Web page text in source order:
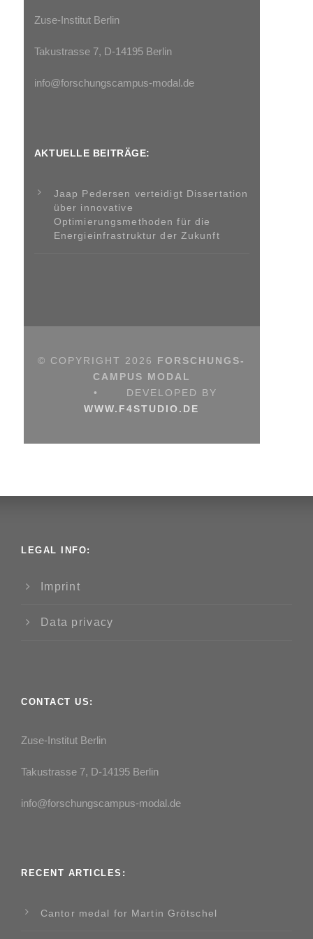
Zuse-Institut Berlin
Takustrasse 7, D-14195 Berlin
info@forschungscampus-modal.de
AKTUELLE BEITRÄGE:
Jaap Pedersen verteidigt Dissertation
über innovative
Optimierungsmethoden für die
Energieinfrastruktur der Zukunft
© COPYRIGHT 2026 FORSCHUNGS-
CAMPUS MODAL
•
DEVELOPED BY
WWW.F4STUDIO.DE
LEGAL INFO:
Imprint
Data privacy
CONTACT US:
Zuse-Institut Berlin
Takustrasse 7, D-14195 Berlin
info@forschungscampus-modal.de
RECENT ARTICLES:
Cantor medal for Martin Grötschel